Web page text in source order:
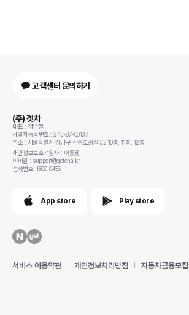
고객센터 문의하기
(주) 겟차
대표 : 정유철
사업자등록번호 : 243-87-00137
주소 : 서울특별시 강남구 삼성로91길 32 10층, 11층, 12층
개인정보보호책임자 : 이동용
이메일 : support@getcha.kr
전화번호: 1800-0456
App store Play store
서비스 이용약관 개인정보처리방침 자동차금융모